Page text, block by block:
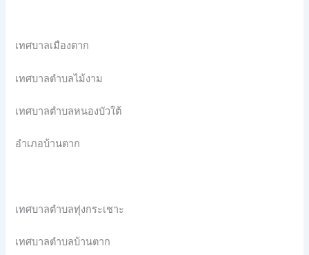
เทศบาลเมืองตาก
เทศบาลตำบลไม้งาม
เทศบาลตำบลหนองบัวใต้
อำเภอบ้านตาก
เทศบาลตำบลทุ่งกระเชาะ
เทศบาลตำบลบ้านตาก